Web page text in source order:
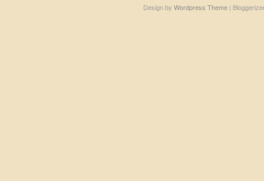
Design by Wordpress Theme|